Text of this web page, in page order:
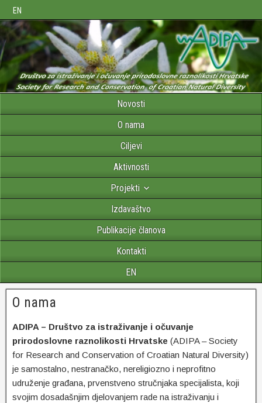
EN
Novosti
O nama
Ciljevi
Aktivnosti
Projekti
Izdavaštvo
Publikacije članova
Kontakti
EN
O nama
ADIPA – Društvo za istraživanje i očuvanje
prirodoslovne raznolikosti Hrvatske (ADIPA – Society
for Research and Conservation of Croatian Natural Diversity)
je samostalno, nestranačko, nereligiozno i neprofitno
udruženje građana, prvenstveno stručnjaka specijalista, koji
svojim dosadašnjim djelovanjem rade na istraživanju i